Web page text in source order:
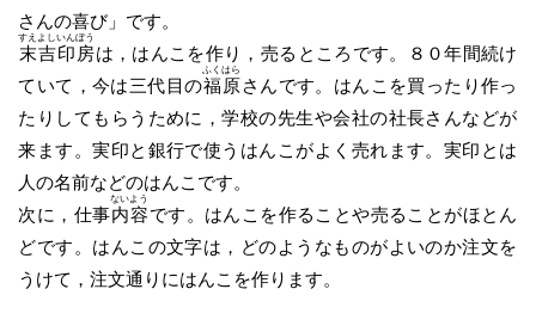
さんの喜び」です。
末
すえ
吉
よし
印
いん
房
ぼう
は，はんこを作り，売るところです。８０年間続け
ていて，今は三代目の福原
ふくはら
さんです。はんこを買ったり作っ
たりしてもらうために，学校の先生や会社の社長さんなどが
来ます。実印と銀行で使うはんこがよく売れます。実印とは
人の名前などのはんこです。
次に，仕事内
ない
容
よう
です。はんこを作ることや売ることがほとん
どです。はんこの文字は，どのようなものがよいのか注文を
うけて，注文通りにはんこを作ります。